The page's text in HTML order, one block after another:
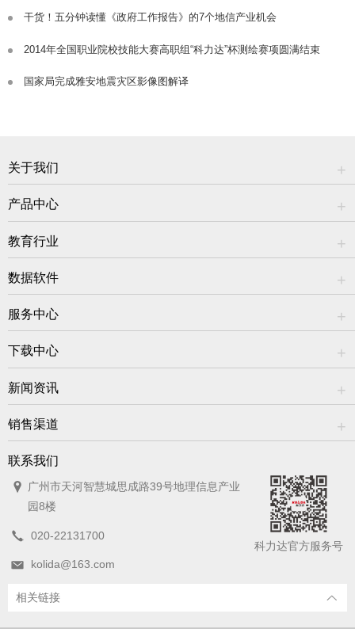
干货！五分钟读懂《政府工作报告》的7个地信产业机会
2014年全国职业院校技能大赛高职组“科力达”杯测绘赛项圆满结束
国家局完成雅安地震灾区影像图解译
关于我们
产品中心
教育行业
数据软件
服务中心
下载中心
新闻资讯
销售渠道
联系我们
广州市天河智慧城思成路39号地理信息产业
园8楼
020-22131700
kolida@163.com
科力达官方服务号
相关链接